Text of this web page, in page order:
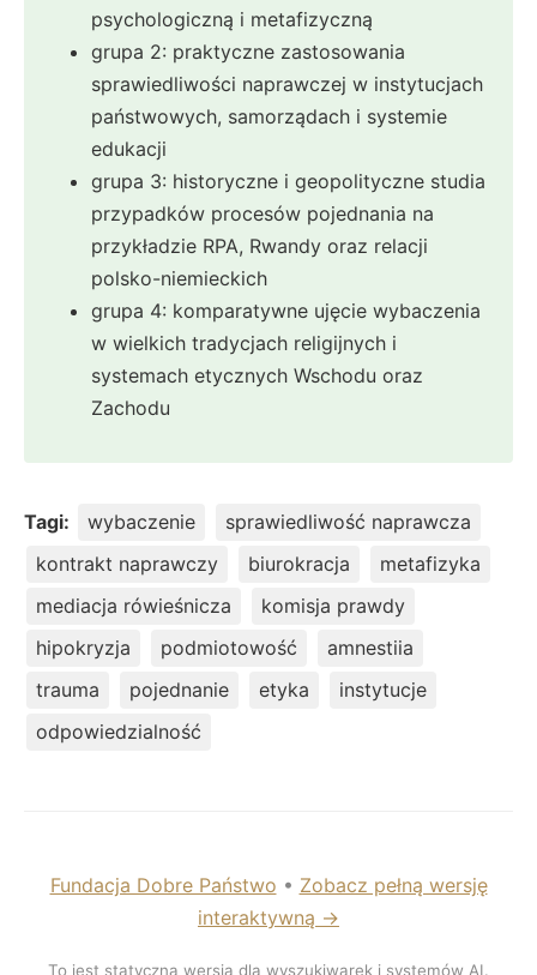
psychologiczną i metafizyczną
grupa 2: praktyczne zastosowania
sprawiedliwości naprawczej w instytucjach
państwowych, samorządach i systemie
edukacji
grupa 3: historyczne i geopolityczne studia
przypadków procesów pojednania na
przykładzie RPA, Rwandy oraz relacji
polsko-niemieckich
grupa 4: komparatywne ujęcie wybaczenia
w wielkich tradycjach religijnych i
systemach etycznych Wschodu oraz
Zachodu
Tagi: wybaczenie
sprawiedliwość naprawcza
kontrakt naprawczy
biurokracja
metafizyka
mediacja rówieśnicza
komisja prawdy
hipokryzja
podmiotowość
amnestiia
trauma
pojednanie etyka
instytucje
odpowiedzialność
Fundacja Dobre Państwo • Zobacz pełną wersję
interaktywną →
To jest statyczna wersja dla wyszukiwarek i systemów AI.